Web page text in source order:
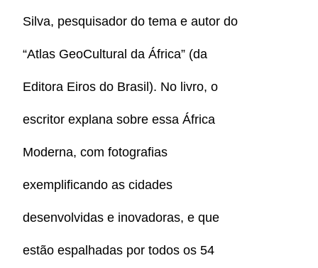
Silva, pesquisador do tema e autor do
“Atlas GeoCultural da África” (da
Editora Eiros do Brasil). No livro, o
escritor explana sobre essa África
Moderna, com fotografias
exemplificando as cidades
desenvolvidas e inovadoras, e que
estão espalhadas por todos os 54